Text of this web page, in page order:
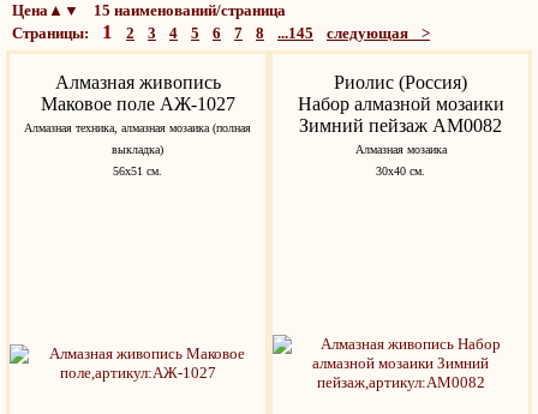
Цена▲▼ 15 наименований/страница
Страницы: 1 2 3 4 5 6 7 8 ...145 следующая >
Алмазная живопись
Маковое поле АЖ-1027
Алмазная техника, алмазная мозаика (полная
выкладка)
56х51 см.
Риолис (Россия)
Набор алмазной мозаики
Зимний пейзаж АМ0082
Алмазная мозаика
30х40 см.